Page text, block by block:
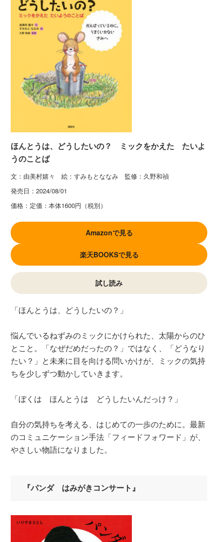
ほんとうは、どうしたいの？ ミックをかえた たいよ
うのことば
文：由美村嬉々 絵：すみもとななみ 監修：久野和禎
発売日：2024/08/01
価格： 定価：本体1600円（税別）
Amazonで見る
楽天BOOKSで見る
試し読み
「ほんとうは、どうしたいの？」
悩んでいるねずみのミックにかけられた、太陽からのひ
とこと。「なぜだめだったの？」ではなく、「どうなり
たい？」と未来に目を向ける問いかけが、ミックの気持
ちを少しずつ動かしていきます。
「ぼくは ほんとうは どうしたいんだっけ？」
自分の気持ちを考える、はじめての一歩のために。最新
のコミュニケーション手法「フィードフォワード」が、
やさしい物語になりました。
『パンダ はみがきコンサート』